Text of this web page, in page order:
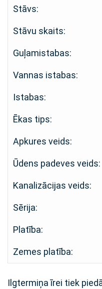
Stāvs:
Stāvu skaits:
Guļamistabas:
Vannas istabas:
Istabas:
Ēkas tips:
Apkures veids:
Ūdens padeves veids:
Kanalizācijas veids:
Sērija:
Platība:
Zemes platība:
Ilgtermiņa īrei tiek